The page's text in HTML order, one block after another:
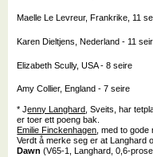
Maelle Le Levreur, Frankrike, 11
Karen Dieltjens, Nederland - 11
Elizabeth Scully, USA - 8 seire
Amy Collier, England - 7 seire
* Jenny Langhard, Sveits, har
er toer ett poeng bak.
Emilie Finckenhagen, med to gode
Verdt å merke seg er at Langhard
Dawn (V65-1, Langhard, 0,6-